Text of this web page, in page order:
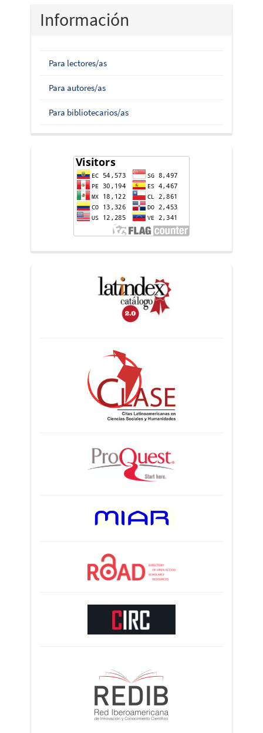
Información
Para lectores/as
Para autores/as
Para bibliotecarios/as
counter